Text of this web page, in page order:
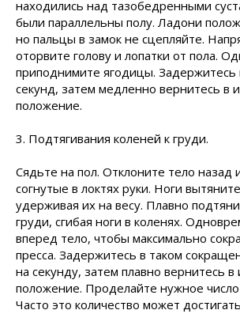
находились над тазобедренными
были параллельны полу. Ладони
но пальцы в замок не сцепляйте.
оторвите голову и лопатки от пола.
приподнимите ягодицы. Задержитесь
секунд, затем медленно вернитесь в
положение.
3. Подтягивания коленей к груди.
Сядьте на пол. Отклоните тело назад
согнутые в локтях руки. Ноги
удерживая их на весу. Плавно
груди, сгибая ноги в коленях.
вперед тело, чтобы максимально
пресса. Задержитесь в таком
на секунду, затем плавно вернитесь в
положение. Проделайте нужное
Часто это количество может